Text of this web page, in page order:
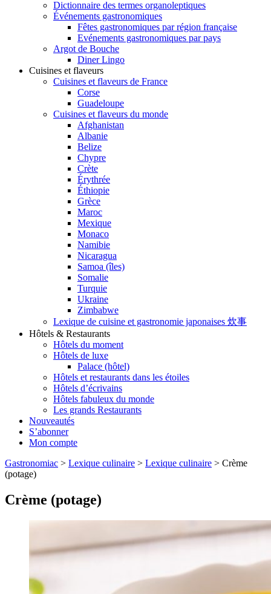
Dictionnaire des termes organoleptiques
Événements gastronomiques
Fêtes gastronomiques par région française
Evénements gastronomiques par pays
Argot de Bouche
Diner Lingo
Cuisines et flaveurs
Cuisines et flaveurs de France
Corse
Guadeloupe
Cuisines et flaveurs du monde
Afghanistan
Albanie
Belize
Chypre
Crète
Érythrée
Éthiopie
Grèce
Maroc
Mexique
Monaco
Namibie
Nicaragua
Samoa (îles)
Somalie
Turquie
Ukraine
Zimbabwe
Lexique de cuisine et gastronomie japonaises 炊事
Hôtels & Restaurants
Hôtels du moment
Hôtels de luxe
Palace (hôtel)
Hôtels et restaurants dans les étoiles
Hôtels d’écrivains
Hôtels fabuleux du monde
Les grands Restaurants
Nouveautés
S’abonner
Mon compte
Gastronomiac > Lexique culinaire > Lexique culinaire > Crème
(potage)
Crème (potage)